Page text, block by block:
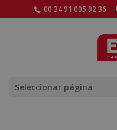
00 34 91 005 92 36
Seleccionar página